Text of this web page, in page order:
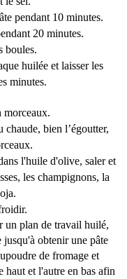
pendant 10 minutes.
20 minutes.
boules.
huilée et laisser les
minutes.
morceaux.
bien l’égoutter,
l'huile d'olive, saler et
les champignons, la
un plan de travail huilé,
obtenir une pâte
de fromage et
haut et l'autre en bas afin